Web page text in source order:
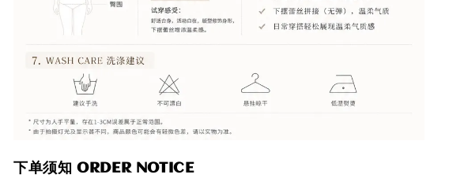
下单须知 ORDER NOTICE